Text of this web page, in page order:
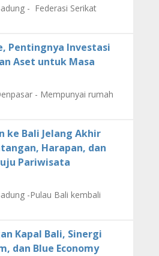
- Federasi Serikat
Pentingnya Investasi
Aset untuk Masa
- Mempunyai rumah
ke Bali Jelang Akhir
Harapan, dan
Pariwisata
-Pulau Bali kembali
Kapal Bali, Sinergi
dan Blue Economy